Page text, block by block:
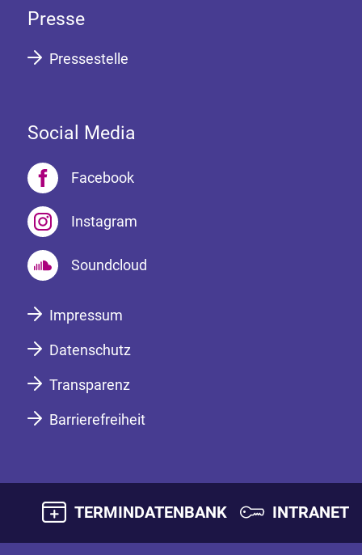
Presse
Pressestelle
Social Media
Facebook
Instagram
Soundcloud
Impressum
Datenschutz
Transparenz
Barrierefreiheit
TERMINDATENBANK INTRANET